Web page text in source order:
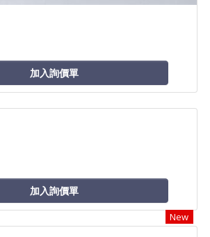
加入詢價單
New
加入詢價單